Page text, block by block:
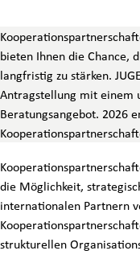
bieten Ihnen die Chance,
langfristig zu stärken.
Antragstellung mit einem
Beratungsangebot. 2026
die Möglichkeit,
internationalen Partnern
strukturellen